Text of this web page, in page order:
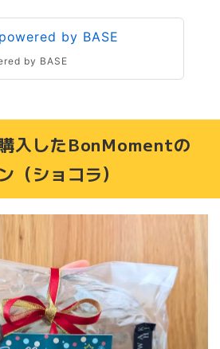
by BASE
by BASE
入したBonMomentの
（ショコラ）